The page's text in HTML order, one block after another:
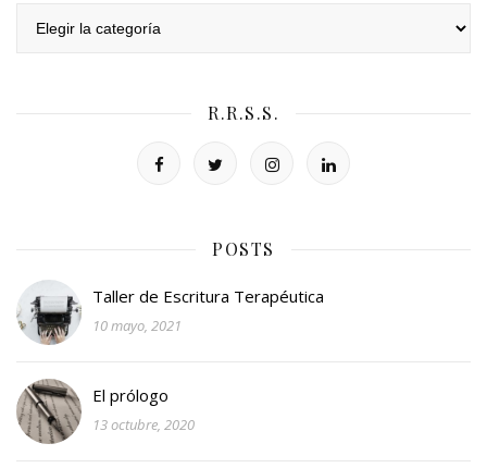
R.R.S.S.
POSTS
Taller de Escritura Terapéutica
10 mayo, 2021
El prólogo
13 octubre, 2020